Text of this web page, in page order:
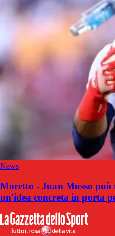
News
Moretto - Juan Musso può
un'idea concreta in porta